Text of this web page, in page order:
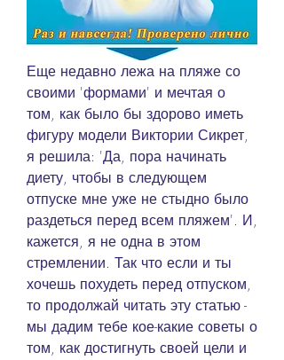
Еще недавно лежа на пляже со
своими 'формами' и мечтая о
том, как было бы здорово иметь
фигуру модели Виктории Сикрет,
я решила: 'Да, пора начинать
диету, чтобы в следующем
отпуске мне уже не стыдно было
раздеться перед всем пляжем'. И,
кажется, я не одна в этом
стремлении. Так что если и ты
хочешь похудеть перед отпуском,
то продолжай читать эту статью -
мы дадим тебе кое-какие советы о
том, как достигнуть своей цели и